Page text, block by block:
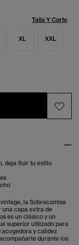
Talla Y Corte
XL XXL
deja fluir tu estilo
la Sobrecamisa
una capa extra de
es un clásico y un
superior utilizado para
y calidez
durante los